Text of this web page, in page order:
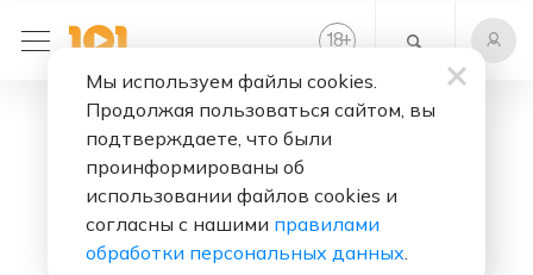
18+
Carol
Мы используем файлы cookies.
Продолжая пользоваться сайтом, вы
подтверждаете, что были
проинформированы об
использовании файлов cookies и
согласны с нашими правилами
обработки персональных данных.